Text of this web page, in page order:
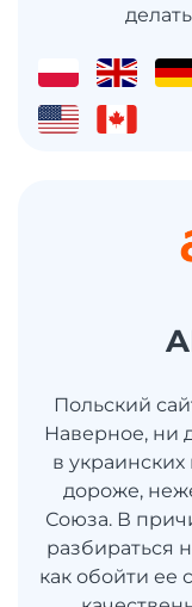
Польский
Наверное, ни
в украинских
дороже,
Союза. В
разбираться
как обойти ее